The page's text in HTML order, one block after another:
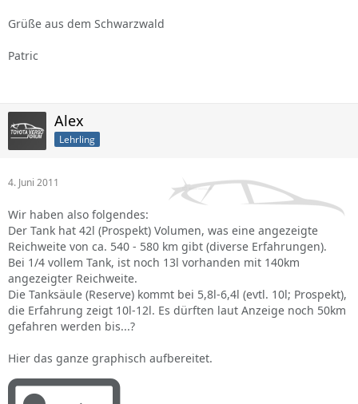
Grüße aus dem Schwarzwald
Patric
Alex
Lehrling
4. Juni 2011
Wir haben also folgendes:
Der Tank hat 42l (Prospekt) Volumen, was eine angezeigte
Reichweite von ca. 540 - 580 km gibt (diverse Erfahrungen).
Bei 1/4 vollem Tank, ist noch 13l vorhanden mit 140km
angezeigter Reichweite.
Die Tanksäule (Reserve) kommt bei 5,8l-6,4l (evtl. 10l; Prospekt),
die Erfahrung zeigt 10l-12l. Es dürften laut Anzeige noch 50km
gefahren werden bis...?
Hier das ganze graphisch aufbereitet.